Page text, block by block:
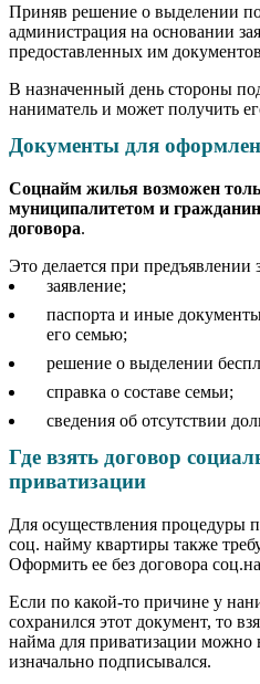
Приняв решение о выделении
администрация на основании
предоставленных им
В назначенный день стороны
наниматель и может получить
Документы для
Соцнайм жилья возможен
муниципалитетом и
договора.
Это делается при
заявление;
паспорта и иные
его семью;
решение о выделении
справка о составе семьи;
сведения об отсутствии
Где взять договор
приватизации
Для осуществления процедуры
соц. найму квартиры также
Оформить ее без договора
Если по какой-то причине у
сохранился этот документ, то
найма для приватизации можно
изначально подписывался.